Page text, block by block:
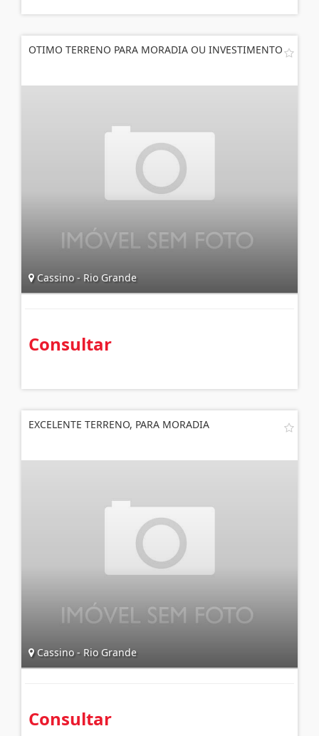
OTIMO TERRENO PARA MORADIA OU INVESTIMENTO
Cassino - Rio Grande
Consultar
EXCELENTE TERRENO, PARA MORADIA
Cassino - Rio Grande
Consultar